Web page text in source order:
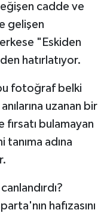
cadde ve
gelişen
"Eskiden
hatırlatıyor.
fotoğraf belki
uzanan bir
fırsatı bulamayan
adına
hafızasını